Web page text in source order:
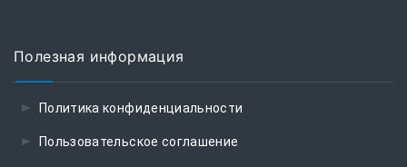
Полезная информация
Политика конфиденциальности
Пользовательское соглашение